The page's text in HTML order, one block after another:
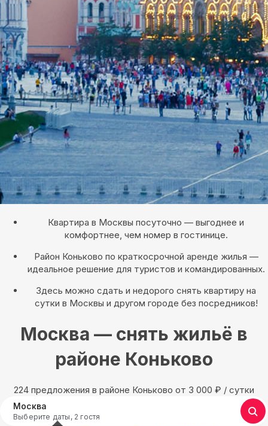
Квартира в Москвы посуточно — выгоднее и
комфортнее, чем номер в гостинице.
Район Коньково по краткосрочной аренде жилья —
идеальное решение для туристов и командированных.
Здесь можно сдать и недорого снять квартиру на
сутки в Москвы и другом городе без посредников!
Москва — снять жильё в
районе Коньково
224 предложения в районе Коньково oт 3 000 ₽ / сутки
Москва
Выберите даты, 2 гостя